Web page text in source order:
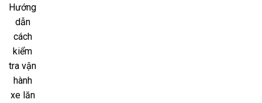
Hướng
dẫn
cách
kiểm
tra vận
hành
xe lăn